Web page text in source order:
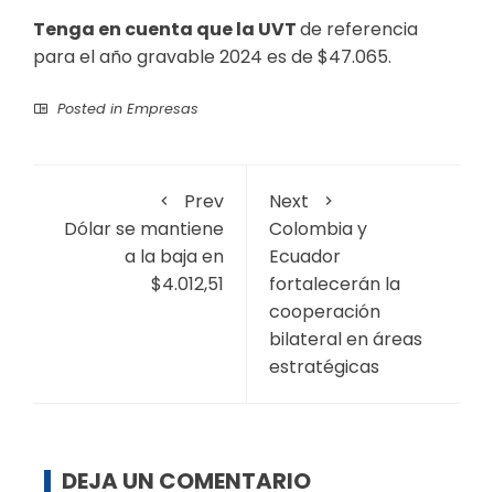
Tenga en cuenta que la UVTde referencia
para el año gravable 2024 es de $47.065.
Posted in Empresas
Prev
Dólar se mantiene
a la baja en
$4.012,51
Next
Colombia y
Ecuador
fortalecerán la
cooperación
bilateral en áreas
estratégicas
DEJA UN COMENTARIO